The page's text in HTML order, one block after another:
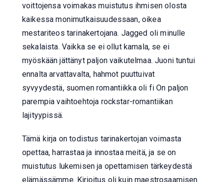
voittojensa voimakas muistutus ihmisen olosta
kaikessa monimutkaisuudessaan, oikea
mestariteos tarinakertojana. Jagged oli minulle
sekalaista. Vaikka se ei ollut kamala, se ei
myöskään jättänyt paljon vaikutelmaa. Juoni tuntui
ennalta arvattavalta, hahmot puuttuivat
syvyydestä, suomen romantiikka oli fi On paljon
parempia vaihtoehtoja rockstar-romantiikan
lajityypissä.
Tämä kirja on todistus tarinakertojan voimasta
opettaa, harrastaa ja innostaa meitä, ja se on
muistutus lukemisen ja opettamisen tärkeydestä
elämässämme. Kirjoitus oli kuin maestrosaamisen